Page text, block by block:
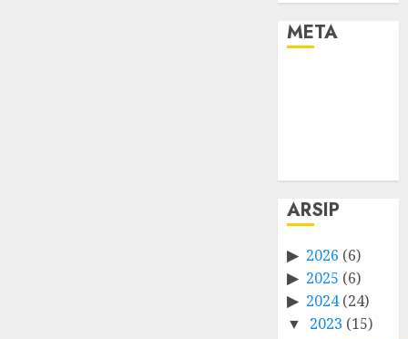
META
ARSIP
2026 (6)
2025 (6)
2024(24)
2023 (15)